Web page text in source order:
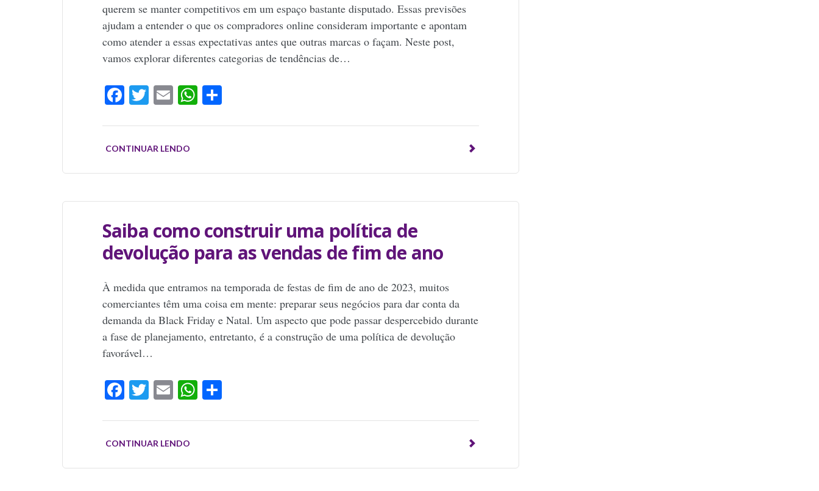
querem se manter competitivos em um espaço bastante disputado. Essas previsões
ajudam a entender o que os compradores online consideram importante e apontam
como atender a essas expectativas antes que outras marcas o façam. Neste post,
vamos explorar diferentes categorias de tendências de…
Facebook
Twitter
EmailWhatsApp
Share
CONTINUAR LENDO
Saiba como construir uma política de
devolução para as vendas de fim de ano
À medida que entramos na temporada de festas de fim de ano de 2023, muitos
comerciantes têm uma coisa em mente: preparar seus negócios para dar conta da
demanda da Black Friday e Natal. Um aspecto que pode passar despercebido durante
a fase de planejamento, entretanto, é a construção de uma política de devolução
favorável…
Facebook
Twitter
EmailWhatsApp
Share
CONTINUAR LENDO